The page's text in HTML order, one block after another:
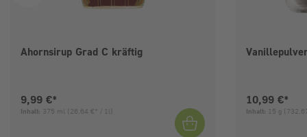
Ahornsirup Grad C kräftig
Aktueller Preis:
9,99 €*
Inhalt: 375 ml (26,64 €* / 1l)
Aktueller
10,99 €*
Inhalt: 15 g